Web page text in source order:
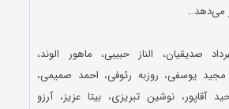
می‌دهد…
صدیقیان، الناز حبیبی، ماهور الوند،
یوسفی، روزبه رئوفی، احمد صمیمی،
آقاپور، نوشین تبریزی، بیتا عزیز، آرزو